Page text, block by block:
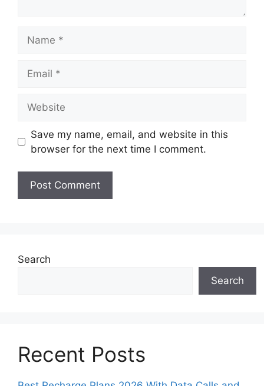
Save my name, email, and website in this
browser for the next time I comment.
Search
Search
Recent Posts